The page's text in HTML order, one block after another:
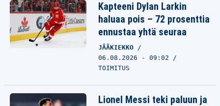
Kapteeni Dylan Larkin
haluaa pois – 72 prosenttia
ennustaa yhtä seuraa
JÄÄKIEKKO
06.08.2026 - 09:02
TOIMITUS
Lionel Messi teki paluun ja